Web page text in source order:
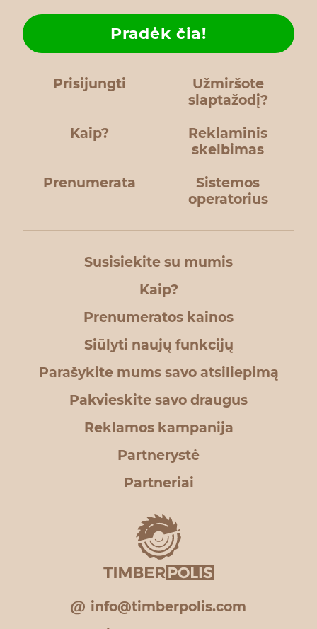
Prisijungti
Užmiršote
slaptažodį?
Kaip?
Pradėk čia!
Reklaminis
skelbimas
Prenumerata
Sistemos
operatorius
Susisiekite su mumis
Kaip?
Prenumeratos kainos
Siūlyti naujų funkcijų
Parašykite mums savo atsiliepimą
Pakvieskite savo draugus
Reklamos kampanija
Partnerystė
Partneriai
info@timberpolis.com